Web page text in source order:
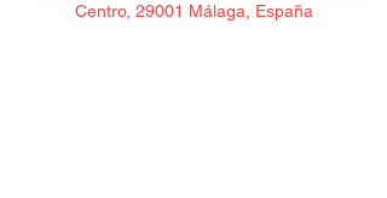
Centro, 29001 Málaga, España